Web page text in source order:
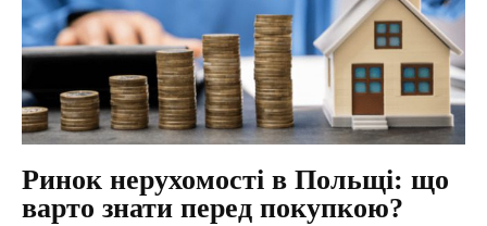
Ринок нерухомості в Польщі: що
варто знати перед покупкою?